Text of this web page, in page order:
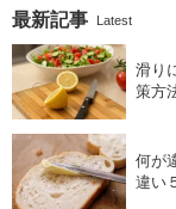
最新記事 Latest
滑り
策方
何が
違い